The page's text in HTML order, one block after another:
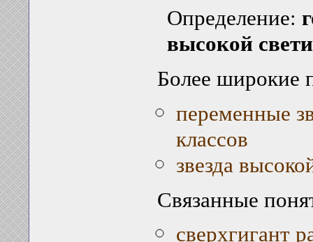
Определение:
высокой
Более широкие
переменные
классов
звезда
Связанные
сверхгигант